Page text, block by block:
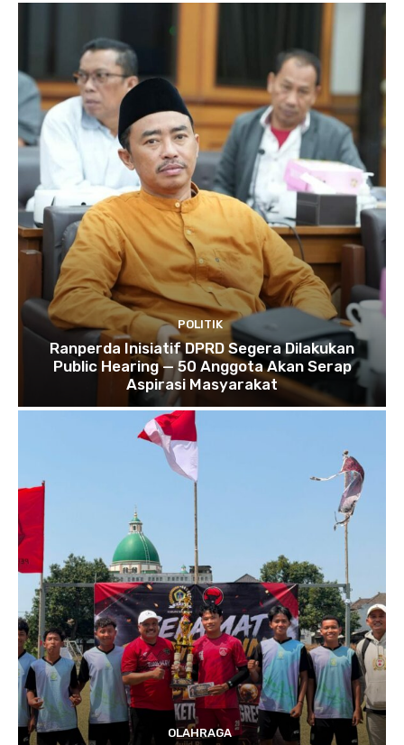
POLITIK
Ranperda Inisiatif DPRD Segera Dilakukan
Public Hearing — 50 Anggota Akan Serap
Aspirasi Masyarakat
OLAHRAGA